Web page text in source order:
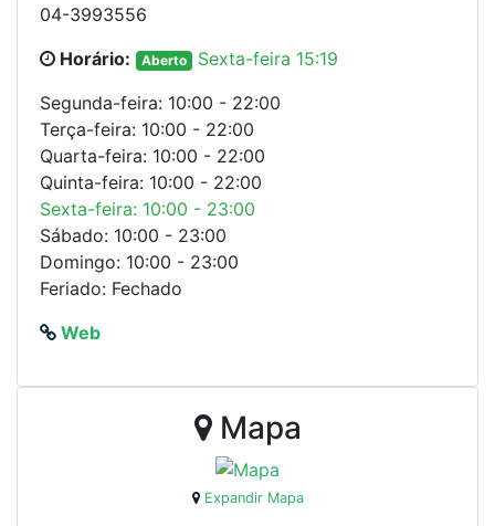
04-3993556
Horário:
Aberto
Sexta-feira 15:19
Segunda-feira: 10:00 - 22:00
Terça-feira: 10:00 - 22:00
Quarta-feira: 10:00 - 22:00
Quinta-feira: 10:00 - 22:00
Sexta-feira: 10:00 - 23:00
Sábado: 10:00 - 23:00
Domingo: 10:00 - 23:00
Feriado: Fechado
Web
Mapa
Expandir Mapa